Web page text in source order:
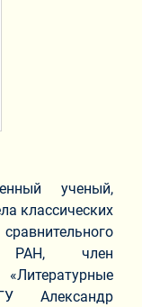
ученый,
классических
РАН, член
Александр